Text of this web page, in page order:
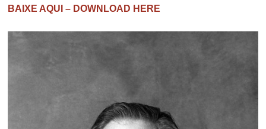
BAIXE AQUI – DOWNLOAD HERE